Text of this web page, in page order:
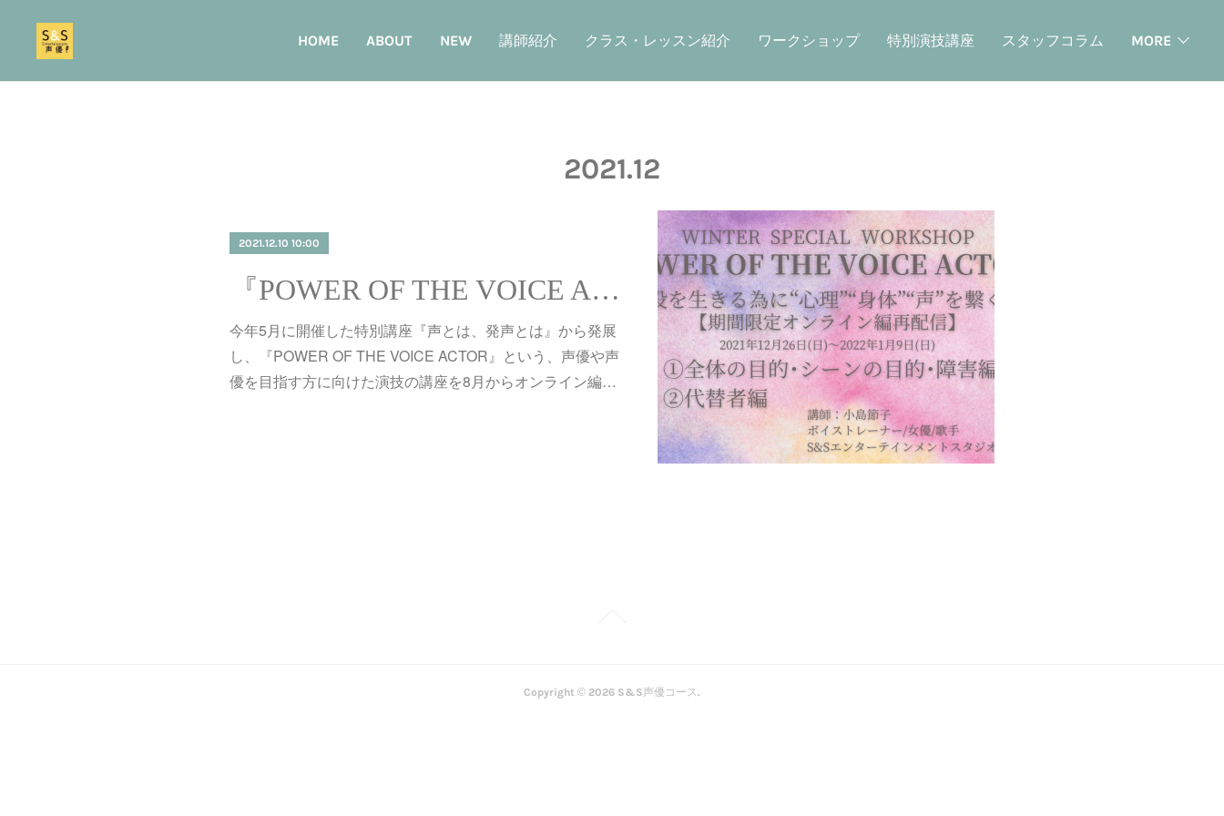
HOME ABOUT NEW 講師紹介 クラス・レッスン紹介 ワークショップ 特別演技講座 スタッフコラム MORE
2021.12
2021.12.10 10:00
『POWER OF THE VOICE ACTOR』第3グループ実践編開催&アーカイブ期間限定再配信決定！
今年5月に開催した特別講座『声とは、発声とは』から発展
し、『POWER OF THE VOICE ACTOR』という、声優や声
優を目指す方に向けた演技の講座を8月からオンライン編…
Copyright © 2026 S&S声優コース.